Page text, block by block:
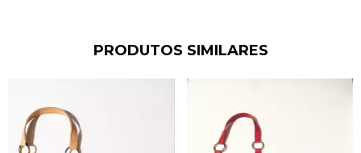
PRODUTOS SIMILARES